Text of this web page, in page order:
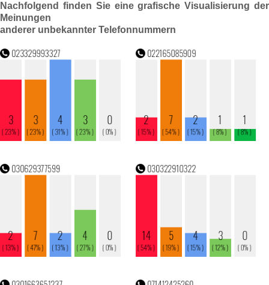
Nachfolgend finden Sie eine grafische Visualisierung der
Meinungen
anderer unbekannter Telefonnummern